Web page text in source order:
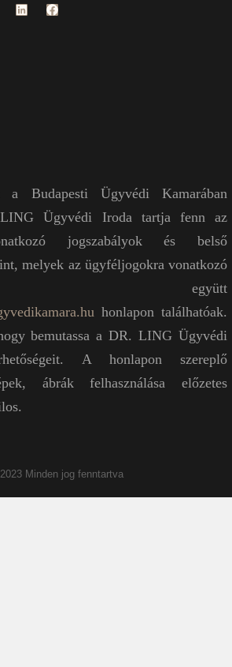
Budapesti Ügyvédi Kamarában
Ügyvédi Iroda tartja fenn az
jogszabályok és belső
melyek az ügyféljogokra vonatkozó
együtt
honlapon találhatóak.
bemutassa a DR. LING Ügyvédi
A honlapon szereplő
ábrák felhasználása előzetes
Minden jog fenntartva